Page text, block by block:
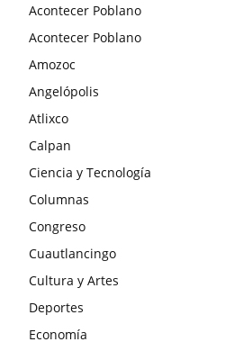
Acontecer Poblano
Acontecer Poblano
Amozoc
Angelópolis
Atlixco
Calpan
Ciencia y Tecnología
Columnas
Congreso
Cuautlancingo
Cultura y Artes
Deportes
Economía